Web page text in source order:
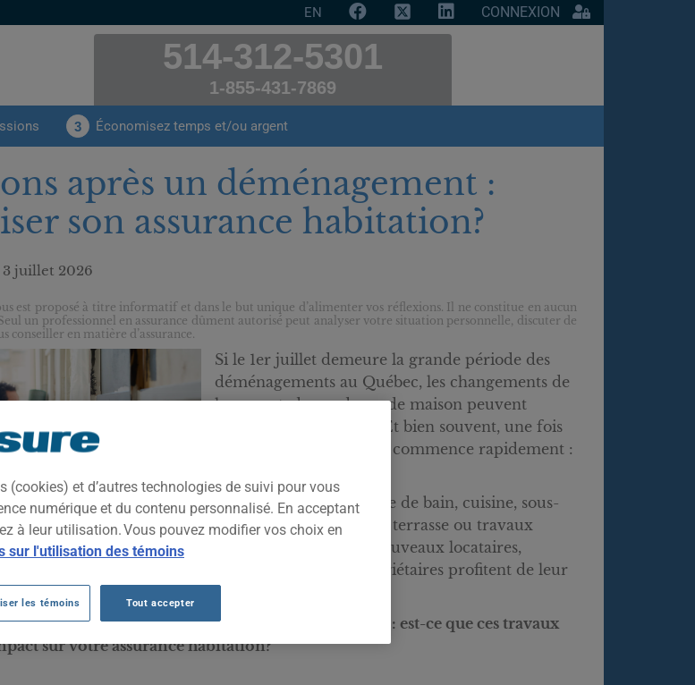
EN CONNEXION
514-312-5301
1-855-431-7869
3 Économisez temps et/ou argent
après un déménagement :
son assurance habitation?
juillet 2026
est proposé à titre informatif et dans le but unique d’alimenter vos réflexions. Il ne constitue en aucun
un professionnel en assurance dûment autorisé peut analyser votre situation personnelle, discuter de
conseiller en matière d’assurance.
Si le 1er juillet demeure la grande période des
déménagements au Québec, les changements de
logement, de condo ou de maison peuvent
survenir toute l’année. Et bien souvent, une fois
installé, une autre étape commence rapidement :
Peinture, planchers, salle de bain, cuisine, sous-
sol, plomberie, fenêtres, terrasse ou travaux
extérieurs : plusieurs nouveaux locataires,
copropriétaires et propriétaires profitent de leur
chez-soi pour améliorer leur espace.
vos travaux, une question importante se pose : est-ce que ces travaux
sur votre assurance habitation?
(cookies) et d’autres technologies de suivi pour vous
numérique et du contenu personnalisé. En acceptant
à leur utilisation. Vous pouvez modifier vos choix en
sur l'utilisation des témoins
les témoins Tout accepter